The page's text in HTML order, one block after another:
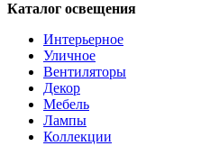
Каталог освещения
Интерьерное
Уличное
Вентиляторы
Декор
Мебель
Лампы
Коллекции